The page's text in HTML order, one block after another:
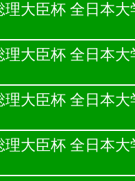
理大臣杯 全日本
理大臣杯 全日本
理大臣杯 全日本
理大臣杯 全日本